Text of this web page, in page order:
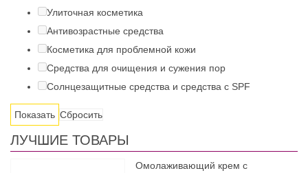
Улиточная косметика
Антивозрастные средства
Косметика для проблемной кожи
Средства для очищения и сужения пор
Солнцезащитные средства и средства с SPF
Сбросить
ЛУЧШИЕ ТОВАРЫ
Омолаживающий крем с